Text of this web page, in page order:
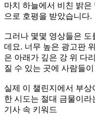
마치 하늘에서 비친 밝
으로 호평을 받았습니다.
그러나 몇몇 영상들은
데요. 너무 높은 광고판
은 아래가 깊은 강 위 다
질 수 있는 곳에 사람들
실제 이 챌린지에서 부상
한 시도는 절대 금물이라
기사 속 키워드